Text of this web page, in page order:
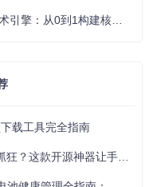
从0到1构建核心系统的实践指南
载工具完全指南